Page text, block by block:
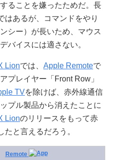
ることを嫌ったためだ。長
はあるが、コマンドをやり
シー）が長いため、マウス
バイスには適さない。
Lionでは、 Apple Remoteで
プレイヤー「Front Row」
TVを除けば、赤外線通信
プル製品から消えたことに
Lionのリリースをもって赤
たと言えるだろう。
Remote